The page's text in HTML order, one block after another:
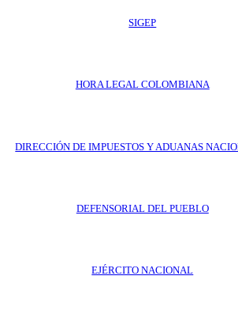
SIGEP
HORA LEGAL COLOMBIANA
DIRECCIÓN DE IMPUESTOS Y ADUANAS
DEFENSORIAL DEL PUEBLO
EJÉRCITO NACIONAL